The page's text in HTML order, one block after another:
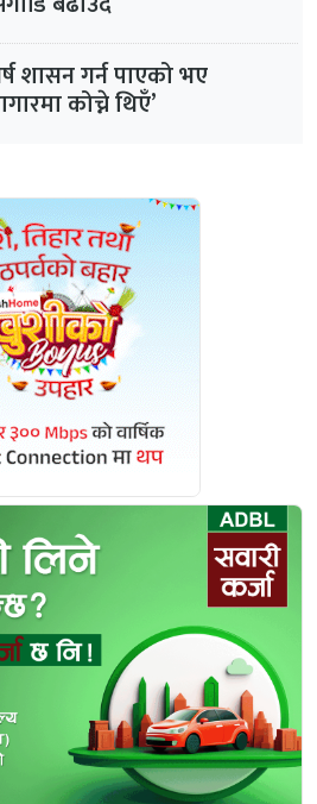
शासन गर्न पाएको भए
कोच्ने थिएँ’